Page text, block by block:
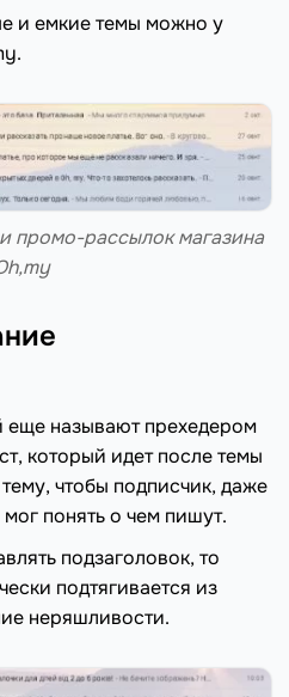
и емкие темы можно у
промо-рассылок магазина
еще называют прехедером
который идет после темы
чтобы подписчик, даже
понять о чем пишут.
подзаголовок, то
подтягивается из
неряшливости.